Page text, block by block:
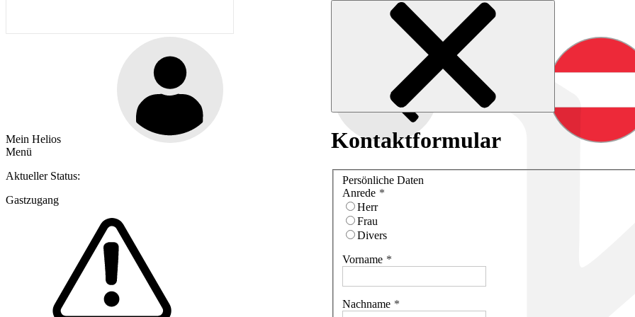
Mein Helios
Menü
Aktueller Status:
Gastzugang
Kontaktformular
Persönliche Daten
Anrede
Herr
Frau
Divers
Vorname
Nachname